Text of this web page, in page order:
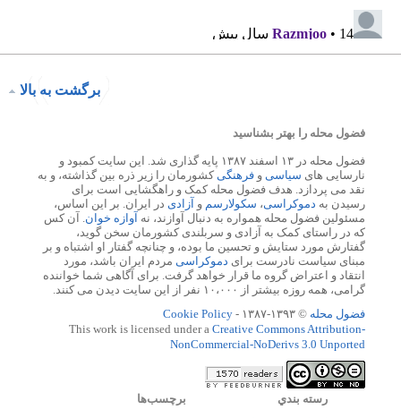
برگشت به بالا
فضول محله را بهتر بشناسید
فضول محله در ۱۳ اسفند ۱۳۸۷ پایه گذاری شد. این سایت کمبود و
نارسایی های سیاسی و فرهنگی کشورمان را زیر ذره بین گذاشته، و به
نقد می پردازد. هدف فضول محله کمک و راهگشایی است برای
رسیدن به دموکراسی، سکولارسم و آزادی در ایران. بر این اساس،
مسئولین فضول محله همواره به دنبال آوازند، نه آوازه خوان . آن کس
که در راستای کمک به آزادی و سربلندی کشورمان سخن گوید،
گفتارش مورد ستایش و تحسین ما بوده، و چنانچه گفتار او اشتباه و بر
مبنای سیاست نادرست برای دموکراسی مردم ایران باشد، مورد
انتقاد و اعتراض گروه ما قرار خواهد گرفت. برای آگاهی شما خواننده
گرامی، همه روزه بیشتر از ۱۰،۰۰۰ نفر از این سایت دیدن می کنند.
فضول محله © ۱۳۹۳-۱۳۸۷ -
Cookie Policy
This work is licensed under a Creative Commons Attribution-
NonCommercial-NoDerivs 3.0 Unported
رسته بندي برچسب‌ها